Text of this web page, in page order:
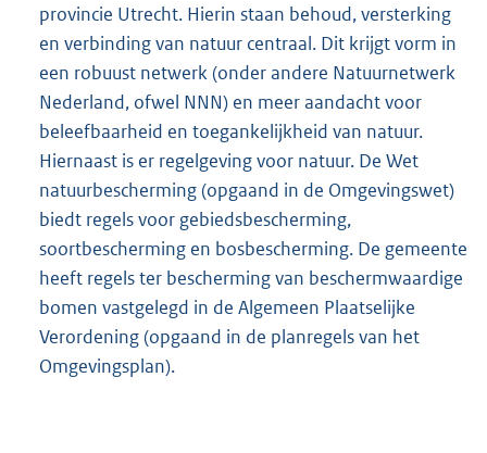
provincie Utrecht. Hierin staan behoud, versterking
en verbinding van natuur centraal. Dit krijgt vorm in
een robuust netwerk (onder andere Natuurnetwerk
Nederland, ofwel NNN) en meer aandacht voor
beleefbaarheid en toegankelijkheid van natuur.
Hiernaast is er regelgeving voor natuur. De Wet
natuurbescherming (opgaand in de Omgevingswet)
biedt regels voor gebiedsbescherming,
soortbescherming en bosbescherming. De gemeente
heeft regels ter bescherming van beschermwaardige
bomen vastgelegd in de Algemeen Plaatselijke
Verordening (opgaand in de planregels van het
Omgevingsplan).